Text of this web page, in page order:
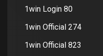
1win Login 80
1win Official 274
1win Official 823